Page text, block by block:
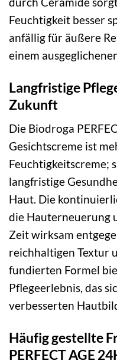
Feuchtigkeit besser
anfällig für äußere
einem
Langfristige
Zukunft
Die Biodroga
Gesichtscreme ist
Feuchtigkeitscreme;
langfristige
Haut. Die
die Hauterneuerung
Zeit wirksam
reichhaltigen Textur
fundierten Formel
Pflegeerlebnis, das
verbesserten
Häufig gestellte
PERFECT AGE